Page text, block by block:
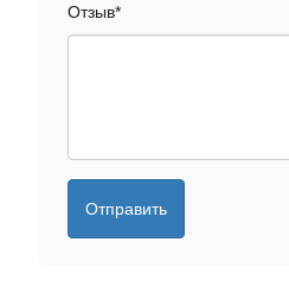
Отзыв*
Отправить